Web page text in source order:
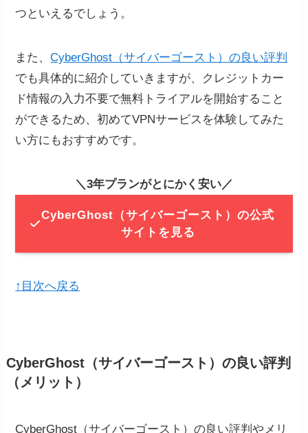
つといえるでしょう。
また、CyberGhost（サイバーゴースト）の良い評判
でも具体的に紹介していきますが、クレジットカー
ド情報の入力不要で無料トライアルを開始すること
ができるため、初めてVPNサービスを体験してみた
い方にもおすすめです。
＼3年プランがとにかく安い／
CyberGhost（サイバーゴースト）の公式
サイトを見る
↑目次へ戻る
CyberGhost（サイバーゴースト）の良い評判
（メリット）
CyberGhost（サイバーゴースト）の良い評判やメリ